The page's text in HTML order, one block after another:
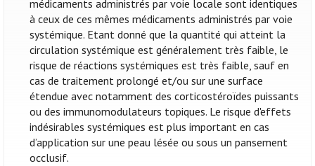
médicaments administrés par voie locale sont identiques
à ceux de ces mêmes médicaments administrés par voie
systémique. Etant donné que la quantité qui atteint la
circulation systémique est généralement très faible, le
risque de réactions systémiques est très faible, sauf en
cas de traitement prolongé et/ou sur une surface
étendue avec notamment des corticostéroïdes puissants
ou des immunomodulateurs topiques. Le risque d'effets
indésirables systémiques est plus important en cas
d’application sur une peau lésée ou sous un pansement
occlusif.